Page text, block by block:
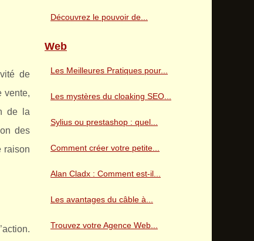
de
vente,
de la
des
raison
Découvrez le pouvoir de...
Web
Les Meilleures Pratiques pour...
Les mystères du cloaking SEO...
Sylius ou prestashop : quel...
Comment créer votre petite...
Alan Cladx : Comment est-il...
Les avantages du câble à...
Trouvez votre Agence Web...